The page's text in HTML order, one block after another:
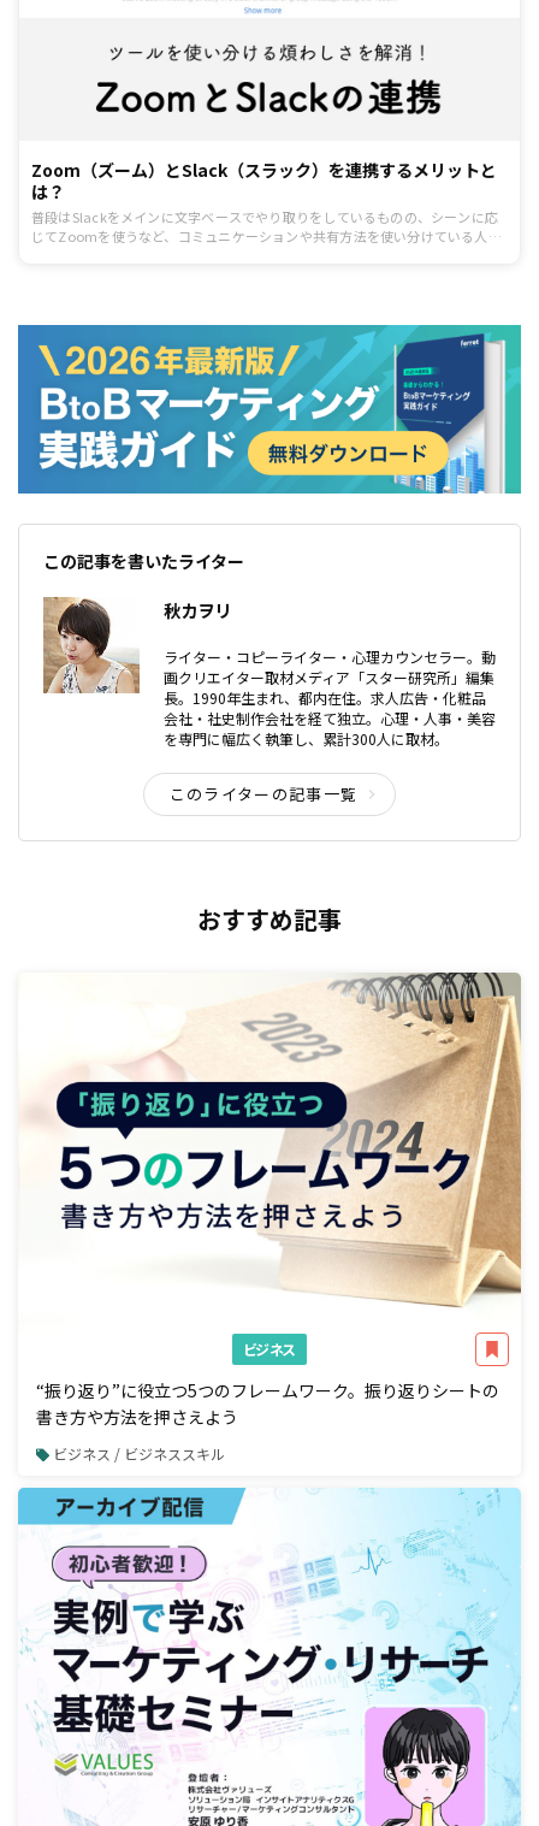
Zoom（ズーム）とSlack（スラック）を連携するメリットと
は？
普段はSlackをメインに文字ベースでやり取りをしているものの、シーンに応
じてZoomを使うなど、コミュニケーションや共有方法を使い分けている人は
この記事を書いたライター
秋カヲリ
ライター・コピーライター・心理カウンセラー。動
画クリエイター取材メディア「スター研究所」編集
長。1990年生まれ、都内在住。求人広告・化粧品
会社・社史制作会社を経て独立。心理・人事・美容
を専門に幅広く執筆し、累計300人に取材。
このライターの記事一覧
おすすめ記事
ビジネス
“振り返り”に役立つ5つのフレームワーク。振り返りシートの
書き方や方法を押さえよう
ビジネス / ビジネススキル